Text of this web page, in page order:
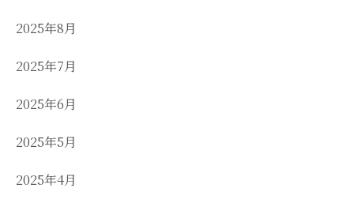
2025年8月
2025年7月
2025年6月
2025年5月
2025年4月